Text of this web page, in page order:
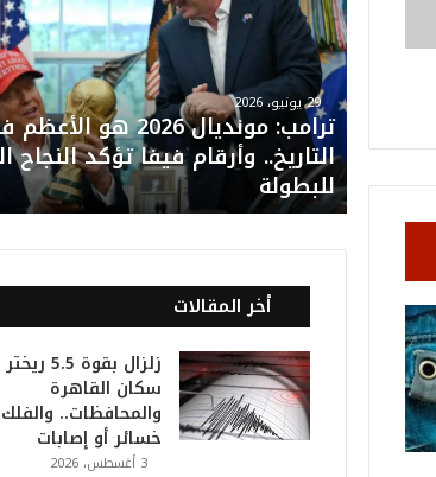
ا
م
ب
:
م
ن
د
ي
29 يونيو، 2026
ترامب: مونديال 2026 هو
التاريخ.. وأرقام فيفا تؤكد
للبطولة
أخر المقالات
زلزال بقوة
سكان القاهرة
والمحافظات..
خسائر أو إصابات
3 أغسطس، 2026